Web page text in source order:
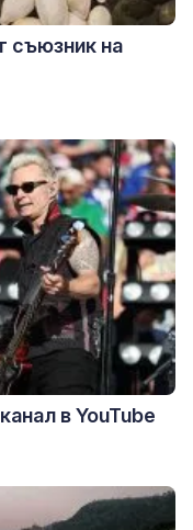
съюзник на
в YouTube